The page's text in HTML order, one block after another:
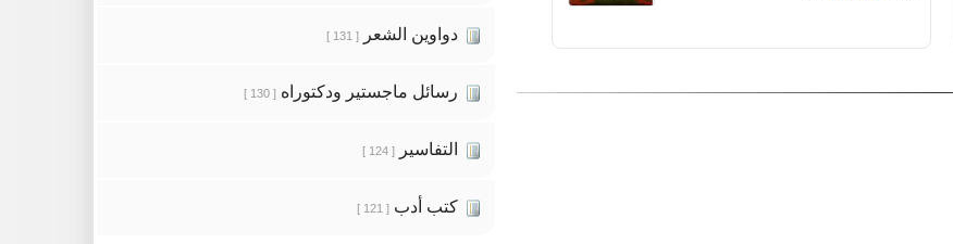
دواوين الشعر [ 131 ]
رسائل ماجستير ودكتوراه [ 130 ]
التفاسير [ 124 ]
كتب أدب [ 121 ]